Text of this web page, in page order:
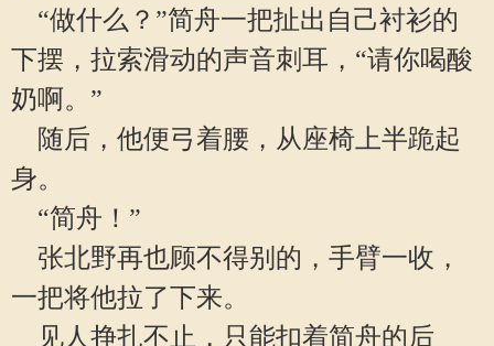
“做什么？”简舟一把扯出自己衬衫的
下摆，拉索滑动的声音刺耳，“请你喝酸
奶啊。”
随后，他便弓着腰，从座椅上半跪起
身。
“简舟！”
张北野再也顾不得别的，手臂一收，
一把将他拉了下来。
见人挣扎不止，只能扣着简舟的后